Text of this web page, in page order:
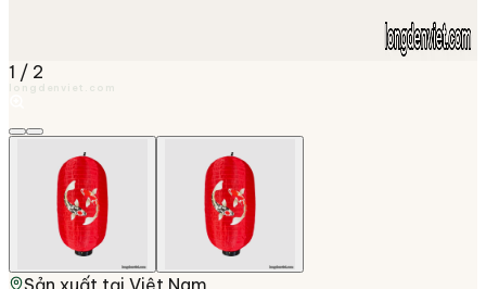
1 / 2
longdenviet.com
Sản xuất tại Việt Nam